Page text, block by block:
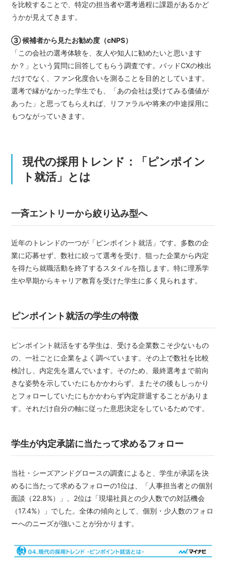
を比較することで、特定の担当者や選考過程に課題があるかど
うかが見えてきます。
③ 候補者から見たお勧め度（cNPS）
「この会社の選考体験を、友人や知人に勧めたいと思います
か？」という質問に回答してもらう調査です。バッドCXの検出
だけでなく、ファン化度合いを測ることを目的としています。
選考で縁がなかった学生でも、「あの会社は受けてみる価値が
あった」と思ってもらえれば、リファラルや将来の中途採用に
もつながっていきます。
現代の採用トレンド：「ピンポイン
ト就活」とは
一斉エントリーから絞り込み型へ
近年のトレンドの一つが「ピンポイント就活」です。多数の企
業に応募せず、数社に絞って選考を受け、狙った企業から内定
を得たら就職活動を終了するスタイルを指します。特に理系学
生や早期からキャリア教育を受けた学生に多く見られます。
ピンポイント就活の学生の特徴
ピンポイント就活をする学生は、受ける企業数こそ少ないもの
の、一社ごとに企業をよく調べています。その上で数社を比較
検討し、内定先を選んでいます。そのため、最終選考まで前向
きな姿勢を示していたにもかかわらず、またその後もしっかり
とフォローしていたにもかかわらず内定辞退することがありま
す。それだけ自分の軸に従った意思決定をしているためです。
学生が内定承諾に当たって求めるフォロー
当社・シーズアンドグロースの調査によると、学生が承諾を決
めるに当たって求めるフォローの1位は、「人事担当者との個別
面談（22.8%）」、2位は「現場社員との少人数での対話機会
（17.4%）」でした。全体の傾向として、個別・少人数のフォロ
ーへのニーズが強いことが分かります。